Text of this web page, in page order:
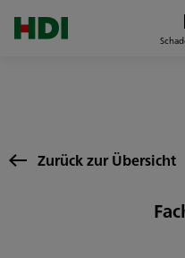
Zurück zur Übersicht